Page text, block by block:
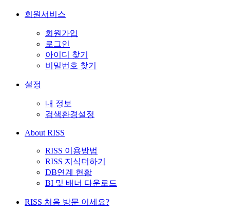
회원서비스
회원가입
로그인
아이디 찾기
비밀번호 찾기
설정
내 정보
검색환경설정
About RISS
RISS 이용방법
RISS 지식더하기
DB연계 현황
BI 및 배너 다운로드
RISS 처음 방문 이세요?